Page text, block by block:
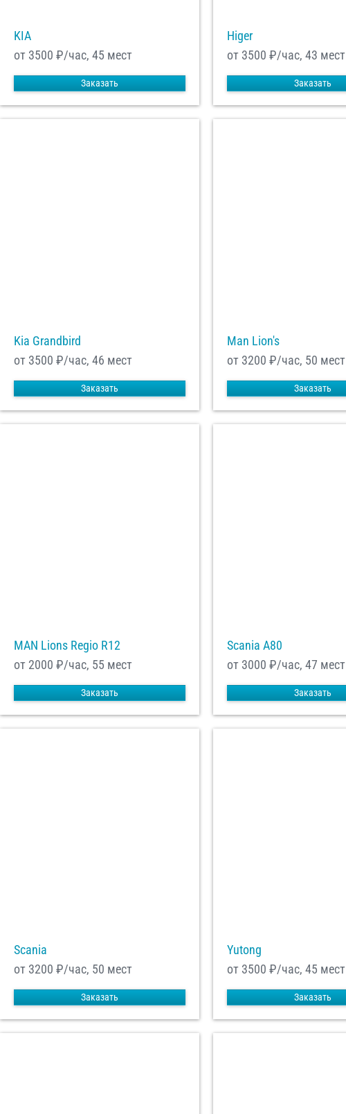
KIA
от 3500 ₽/час, 45 мест
Заказать
Higer
от 3500 ₽/час, 43 мест
Заказать
Kia Grandbird
от 3500 ₽/час, 46 мест
Заказать
Man Lion's
от 3200 ₽/час, 50 мест
Заказать
MAN Lions Regio R12
от 2000 ₽/час, 55 мест
Заказать
Scania A80
от 3000 ₽/час, 47 мест
Заказать
Scania
от 3200 ₽/час, 50 мест
Заказать
Yutong
от 3500 ₽/час, 45 мест
Заказать